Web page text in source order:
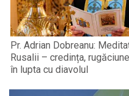
Pr. Adrian Dobreanu:
Rusalii – credința,
în lupta cu diavolul